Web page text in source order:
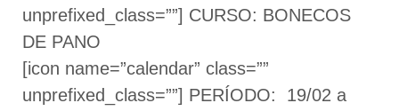
unprefixed_class=””] CURSO: BONECOS
DE PANO
[icon name=”calendar” class=””
unprefixed_class=””] PERÍODO: 19/02 a